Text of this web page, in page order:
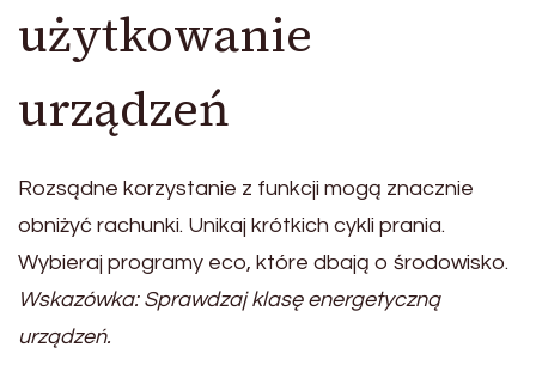
użytkowanie
urządzeń
Rozsądne korzystanie z funkcji mogą znacznie
obniżyć rachunki. Unikaj krótkich cykli prania.
Wybieraj programy eco, które dbają o środowisko.
Wskazówka: Sprawdzaj klasę energetyczną
urządzeń.